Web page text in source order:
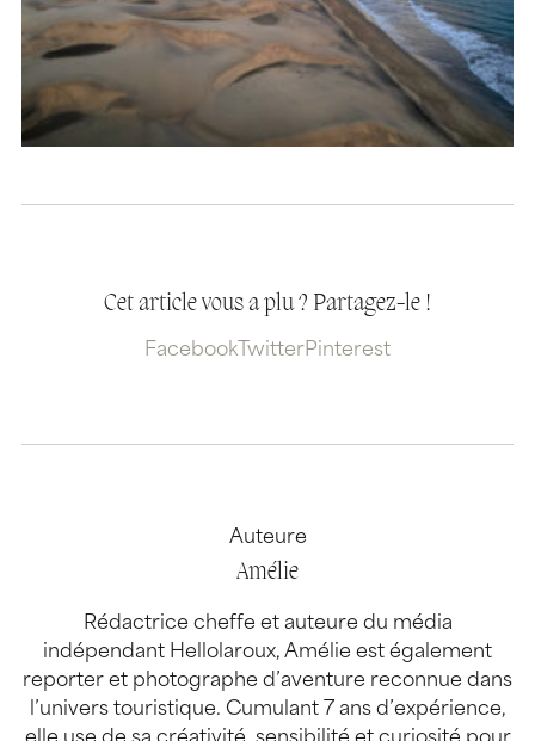
Cet article vous a plu ? Partagez-le !
Facebook TwitterPinterest
Auteure
Amélie
Rédactrice cheffe et auteure du média
indépendant Hellolaroux, Amélie est également
reporter et photographe d’aventure reconnue dans
l’univers touristique. Cumulant 7 ans d’expérience,